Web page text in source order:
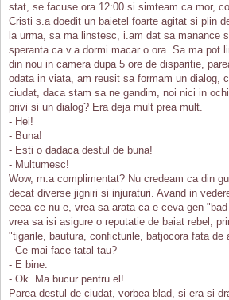
stat, se facuse ora 12:00 si simteam ca mor,
Cristi s.a doedit un baietel foarte agitat si plin
la urma, sa ma linstesc, i.am dat sa manance
speranta ca v.a dormi macar o ora. Sa ma pot
din nou in camera dupa 5 ore de disparitie,
odata in viata, am reusit sa formam un dialog,
ciudat, daca stam sa ne gandim, noi nici in
privi si un dialog? Era deja mult prea mult.
- Hei!
- Buna!
- Esti o dadaca destul de buna!
- Multumesc!
Wow, m.a complimentat? Nu credeam ca din
decat diverse jigniri si injuraturi. Avand in
ceea ce nu e, vrea sa arata ca e ceva gen
vrea sa isi asigure o reputatie de baiat rebel,
"tigarile, bautura, conficturile, batjocora fata de
- Ce mai face tatal tau?
- E bine.
- Ok. Ma bucur pentru el!
Parea destul de ciudat, vorbea blad, si era si